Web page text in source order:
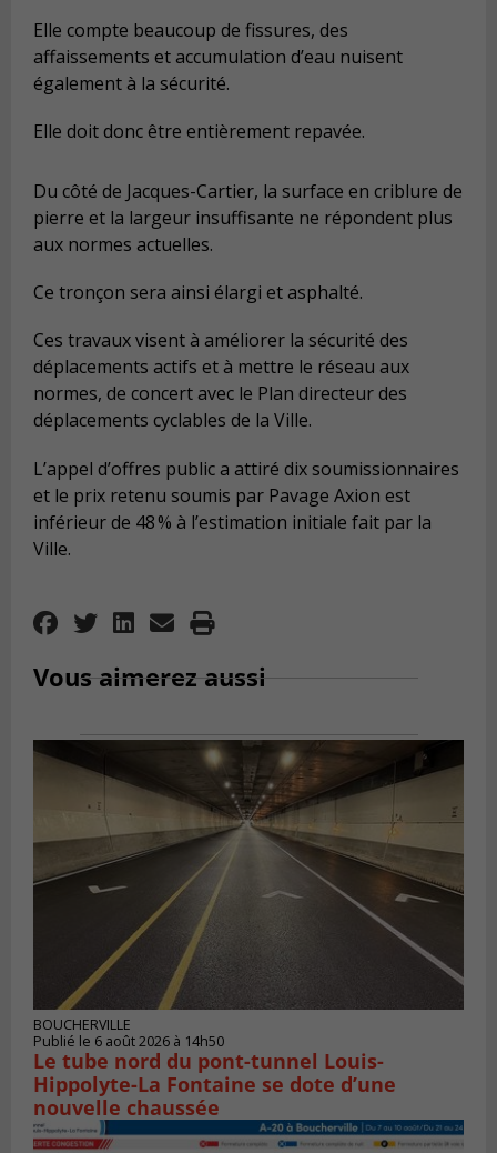
Elle compte beaucoup de fissures, des
affaissements et accumulation d’eau nuisent
également à la sécurité.
Elle doit donc être entièrement repavée.
Du côté de Jacques-Cartier, la surface en criblure de
pierre et la largeur insuffisante ne répondent plus
aux normes actuelles.
Ce tronçon sera ainsi élargi et asphalté.
Ces travaux visent à améliorer la sécurité des
déplacements actifs et à mettre le réseau aux
normes, de concert avec le Plan directeur des
déplacements cyclables de la Ville.
L’appel d’offres public a attiré dix soumissionnaires
et le prix retenu soumis par Pavage Axion est
inférieur de 48 % à l’estimation initiale fait par la
Ville.
Vous aimerez aussi
BOUCHERVILLE
Publié le 6 août 2026 à 14h50
Le tube nord du pont-tunnel Louis-
Hippolyte-La Fontaine se dote d’une
nouvelle chaussée